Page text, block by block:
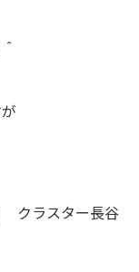
クラスター長谷